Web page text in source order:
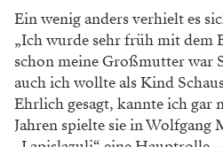
Ein wenig anders verhielt es
„Ich wurde sehr früh mit
schon meine Großmutter war
auch ich wollte als Kind
Ehrlich gesagt, kannte ich gar
Jahren ­spielte sie in Wolfgang